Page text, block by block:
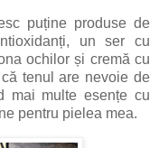
puține produse de
un ser cu
ochilor și cremă cu
tenul are nevoie de
mai multe esențe cu
pentru pielea mea.